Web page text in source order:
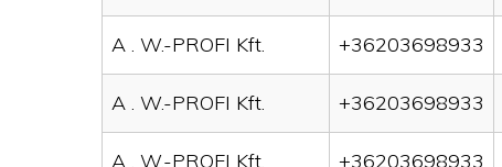
A . W.-PROFI Kft. +36203698933
A . W.-PROFI Kft. +36203698933
A . W.-PROFI Kft. +36203698933